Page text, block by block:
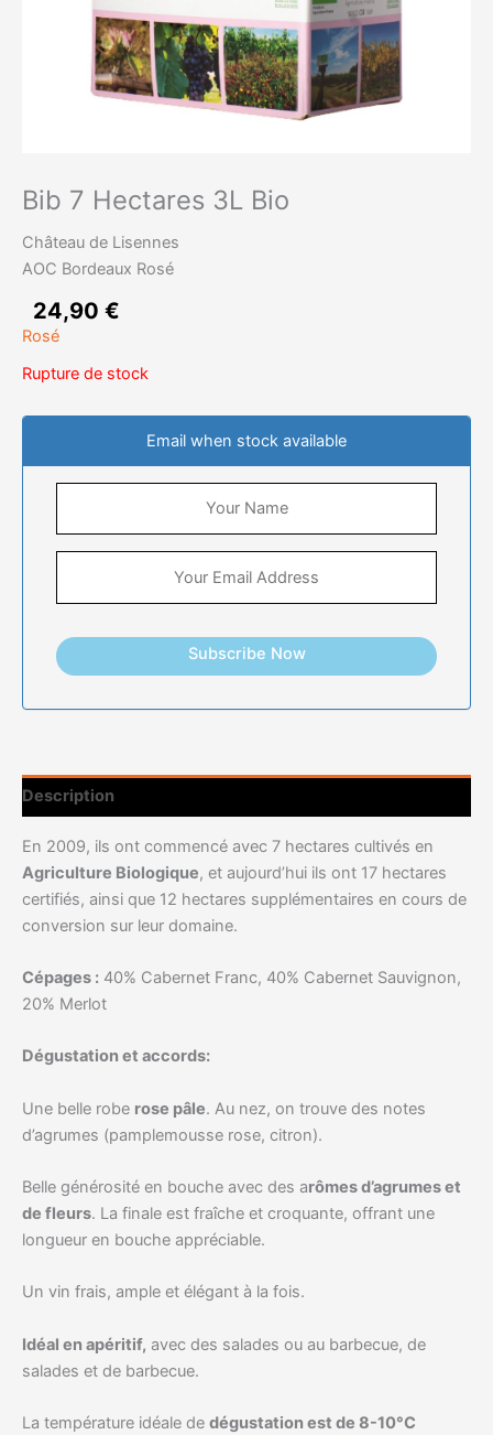
Bib 7 Hectares 3L Bio
Château de Lisennes
AOC Bordeaux Rosé
24,90 €
Rosé
Rupture de stock
Email when stock available
Subscribe Now
Description
En 2009, ils ont commencé avec 7 hectares cultivés en
Agriculture Biologique, et aujourd’hui ils ont 17 hectares
certifiés, ainsi que 12 hectares supplémentaires en cours de
conversion sur leur domaine.
Cépages : 40% Cabernet Franc, 40% Cabernet Sauvignon,
20% Merlot
Dégustation et accords:
Une belle robe rose pâle. Au nez, on trouve des notes
d’agrumes (pamplemousse rose, citron).
Belle générosité en bouche avec des arômes d’agrumes et
de fleurs. La finale est fraîche et croquante, offrant une
longueur en bouche appréciable.
Un vin frais, ample et élégant à la fois.
Idéal en apéritif, avec des salades ou au barbecue, de
salades et de barbecue.
La température idéale de dégustation est de 8-10°C